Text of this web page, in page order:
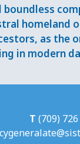
homeland
as the
in modern
T (709)